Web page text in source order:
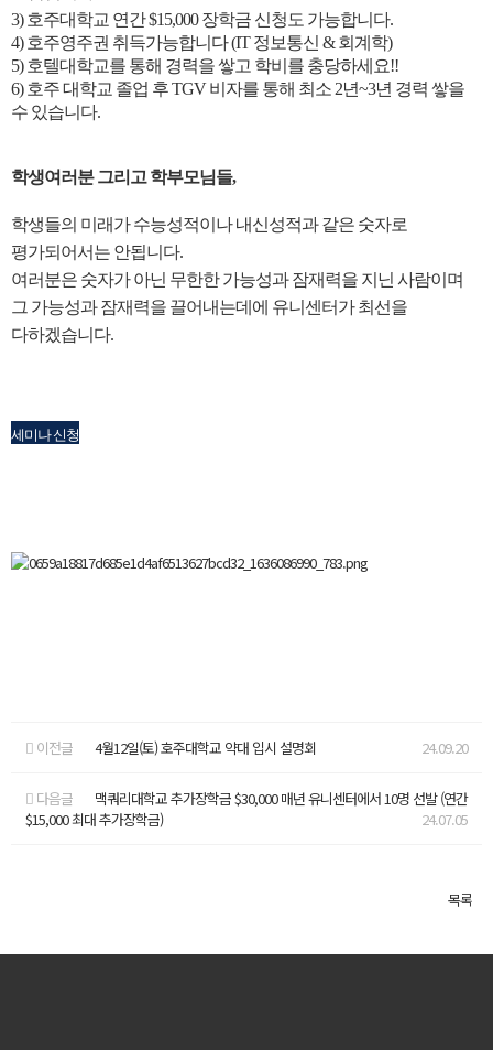
3) 호주대학교 연간 $15,000 장학금 신청도 가능합니다.
4) 호주영주권 취득가능합니다 (IT 정보통신 & 회계학)
5) 호텔대학교를 통해 경력을 쌓고 학비를 충당하세요!!
6) 호주 대학교 졸업 후 TGV 비자를 통해 최소 2년~3년 경력 쌓을
수 있습니다.
학생여러분 그리고 학부모님들,
학생들의 미래가 수능성적이나 내신성적과 같은 숫자로
평가되어서는 안됩니다.
여러분은 숫자가 아닌 무한한 가능성과 잠재력을 지닌 사람이며
그 가능성과 잠재력을 끌어내는데에 유니센터가 최선을
다하겠습니다.
세미나 신청
이전글 4월12일(토) 호주대학교 약대 입시 설명회 24.09.20
다음글
맥쿼리대학교 추가장학금 $30,000 매년 유니센터에서 10명 선발 (연간
$15,000 최대 추가장학금)
24.07.05
목록